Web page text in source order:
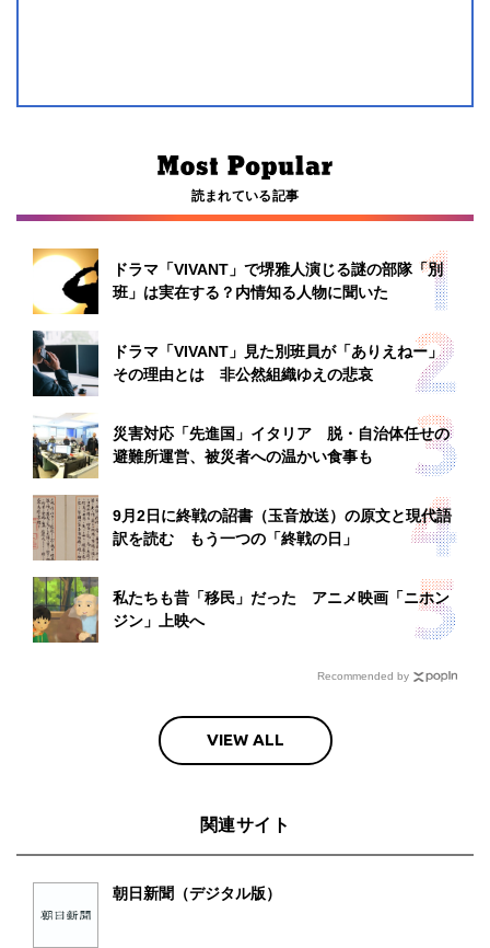
読まれている記事
ドラマ「VIVANT」で堺雅人演じる謎の部隊「別
班」は実在する？内情知る人物に聞いた
ドラマ「VIVANT」見た別班員が「ありえねー」
その理由とは 非公然組織ゆえの悲哀
災害対応「先進国」イタリア 脱・自治体任せの
避難所運営、被災者への温かい食事も
9月2日に終戦の詔書（玉音放送）の原文と現代語
訳を読む もう一つの「終戦の日」
私たちも昔「移民」だった アニメ映画「ニホン
ジン」上映へ
Recommended by
VIEW ALL
関連サイト
朝日新聞（デジタル版）